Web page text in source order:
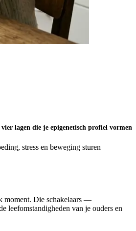
vier lagen die je epigenetisch profiel vormen
stress en beweging sturen
moment. Die schakelaars —
leefomstandigheden van je ouders en